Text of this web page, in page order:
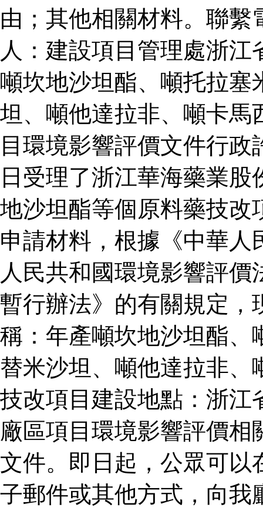
由；其他相關材料。聯
人：建設項目管理處浙
噸坎地沙坦酯、噸托拉塞
坦、噸他達拉非、噸卡馬
目環境影響評價文件行
日受理了浙江華海藥業
地沙坦酯等個原料藥技改
申請材料，根據《中華
人民共和國環境影響評
暫行辦法》的有關規定，
稱：年產噸坎地沙坦酯、
替米沙坦、噸他達拉非
技改項目建設地點：浙江
廠區項目環境影響評價
文件。即日起，公眾可以
子郵件或其他方式，向我